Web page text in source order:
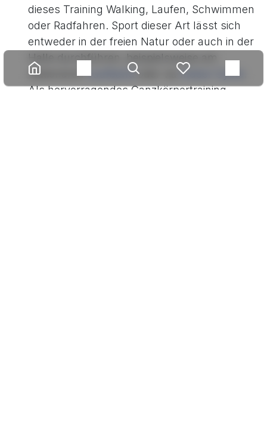
dieses Training Walking, Laufen, Schwimmen
oder Radfahren. Sport dieser Art lässt sich
entweder in der freien Natur oder auch in der
Halle durchführen, beispielsweise am
stationärenLaufbandoder viaIndoor Cycle
Als hervorragendes Ganzkörpertraining